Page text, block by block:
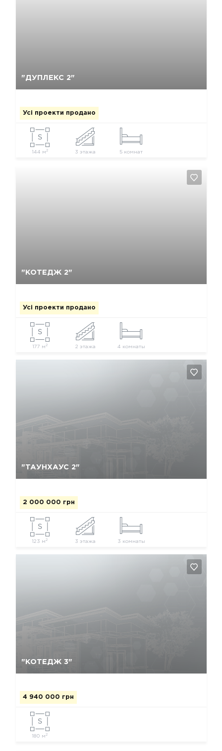
"ДУПЛЕКС 2"
Усі проекти продано
144 м2 3 этажа 5 комнат
"КОТЕДЖ 2"
Усі проекти продано
177 м2 2 этажа 4 комнаты
"ТАУНХАУС 2"
2 000 000 грн
123 м 2 3 этажа 3 комнаты
"КОТЕДЖ 3"
4 940 000 грн
180 м 2